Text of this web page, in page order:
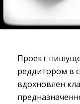
Проект
реддитором в
вдохновлен